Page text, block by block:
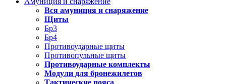
Вся амуниция и снаряжение
Щиты
Бр3
Бр4
Противоударные щиты
Противопульные щиты
Противоударные комплекты
Модули для бронежилетов
Тактические пояса